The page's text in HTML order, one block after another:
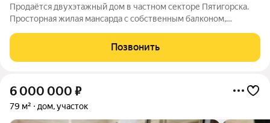
Продаётся двухэтажный дом в частном секторе Пятигорска.
Просторная жилая мансарда с собственным балконом,
экологичный, с дружелюбными соседями, при этом
транспортная развязка удобная. Дом отлично
Позвонить
6 000 000 ₽
79 м² дом, участок